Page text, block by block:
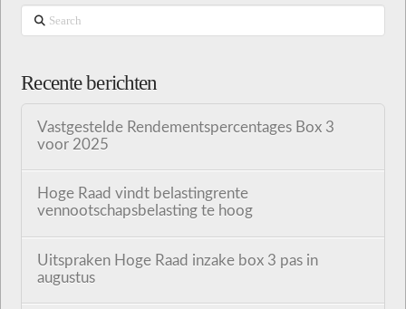
Search
Recente berichten
Vastgestelde Rendementspercentages Box 3
voor 2025
Hoge Raad vindt belastingrente
vennootschapsbelasting te hoog
Uitspraken Hoge Raad inzake box 3 pas in
augustus